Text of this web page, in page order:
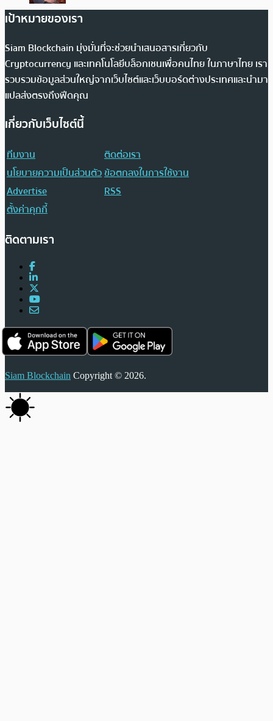
เป้าหมายของเรา
Siam Blockchain มุ่งมั่นที่จะช่วยนำเสนอสารเกี่ยวกับ
Cryptocurrency และเทคโนโลยีบล็อกเชนเพื่อคนไทย ในภาษาไทย เรา
รวบรวมข้อมูลส่วนใหญ่จากเว็บไซต์และเว็บบอร์ดต่างประเทศและนำมา
แปลส่งตรงถึงฟีดคุณ
เกี่ยวกับเว็บไซต์นี้
ทีมงาน
ติดต่อเรา
นโยบายความเป็นส่วนตัวข้อตกลงในการใช้งาน
Advertise
RSS
ตั้งค่าคุกกี้
ติดตามเรา
Siam Blockchain Copyright © 2026.